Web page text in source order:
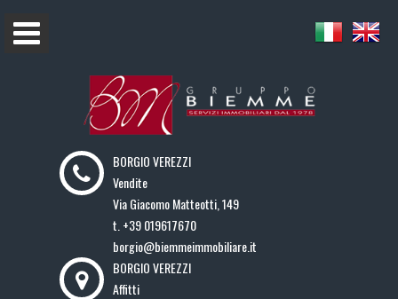
BORGIO VEREZZI
Vendite
Via Giacomo Matteotti, 149
t. +39 019617670
borgio@biemmeimmobiliare.it
BORGIO VEREZZI
Affitti